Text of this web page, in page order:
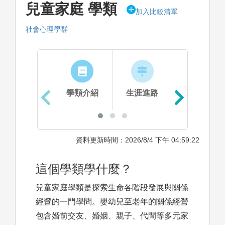
兒童家庭 學類 加入比較清單
社會心理學群
學類介紹 生涯進路 高中準備
資料更新時間：2026/8/4 下午 04:59:22
這個學類學什麼？
兒童家庭學類是探索生命各階段發展與關係
經營的一門學問。嬰幼兒至老年的關係經營
包含婚前交友、婚姻、親子、代間等多元家